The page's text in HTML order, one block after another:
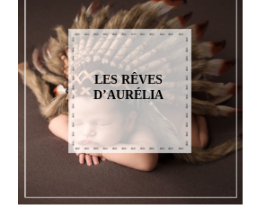
LES RÊVES
D’AURÉLIA